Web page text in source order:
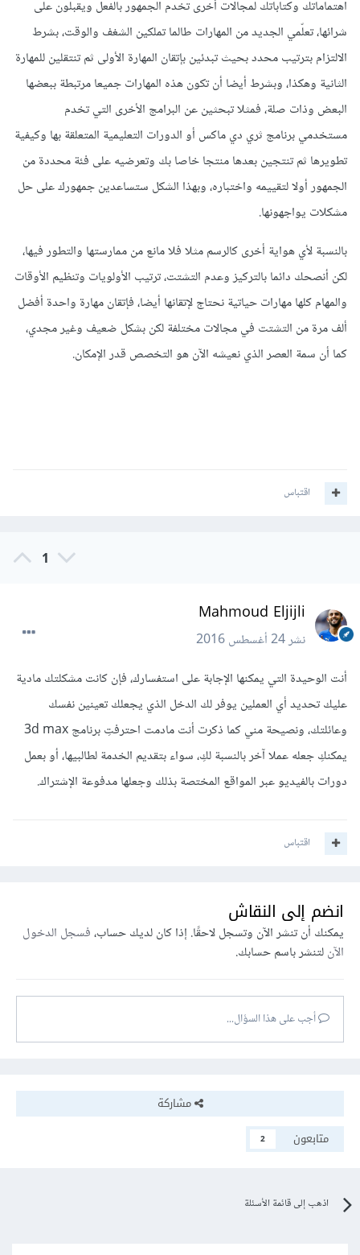
اهتماماتك وكتاباتك لمجالات أخرى تخدم الجمهور بالفعل ويقبلون على
شرائها، تعلّمي الجديد من المهارات طالما تملكين الشغف والوقت، بشرط
الالتزام بترتيب محدد بحيث تبدئين بإتقان المهارة الأولى ثم تنتقلين للمهارة
الثانية وهكذا، وبشرط أيضا أن تكون هذه المهارات جميعا مرتبطة ببعضها
البعض وذات صلة، فمثلا تبحثين عن البرامج الأخرى التي تخدم
مستخدمي برنامج ثري دي ماكس أو الدورات التعليمية المتعلقة بها وكيفية
تطويرها ثم تنتجين بعدها منتجا خاصا بك وتعرضيه على فئة محددة من
الجمهور أولا لتقييمه واختباره، وبهذا الشكل ستساعدين جمهورك على حل
مشكلات يواجهونها.
بالنسبة لأي هواية أخرى كالرسم مثلا فلا مانع من ممارستها والتطور فيها،
لكن أنصحك دائما بالتركيز وعدم التشتت، ترتيب الأولويات وتنظيم الأوقات
والمهام كلها مهارات حياتية نحتاج لإتقانها أيضا، فإتقان مهارة واحدة أفضل
ألف مرة من التشتت في مجالات مختلفة لكن بشكل ضعيف وغير مجدي،
كما أن سمة العصر الذي نعيشه الآن هو التخصص قدر الإمكان.
اقتباس
1
Mahmoud Eljijli
نشر24 أغسطس 2016
أنت الوحيدة التي يمكنها الإجابة على استفسارك، فإن كانت مشكلتك مادية
عليك تحديد أي العملين يوفر لك الدخل الذي يجعلك تعينين نفسك
وعائلتك، ونصيحة مني كما ذكرت أنت مادمت احترفتِ برنامج 3d max
يمكنكِ جعله عملا آخر بالنسبة لكِ، سواء بتقديم الخدمة لطالبيها، أو بعمل
دورات بالفيديو عبر المواقع المختصة بذلك وجعلها مدفوعة الإشتراك.
اقتباس
انضم إلى النقاش
يمكنك أن تنشر الآن وتسجل لاحقًا. إذا كان لديك حساب،فسجل الدخول
الآنلتنشر باسم حسابك.
أجب على هذا السؤال...
مشاركة
متابعون
2
اذهب إلى قائمة الأسئلة